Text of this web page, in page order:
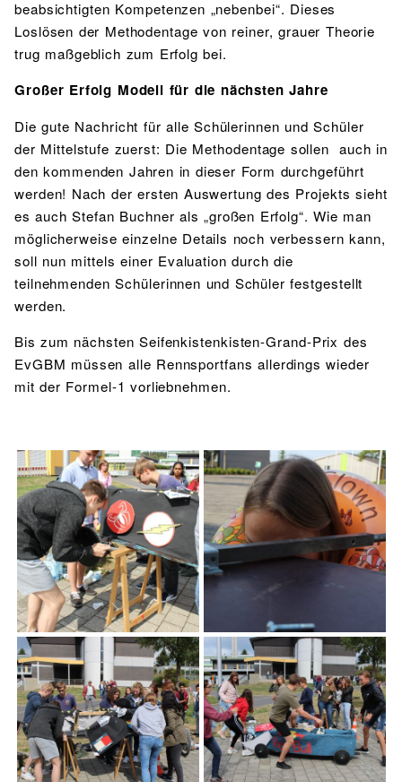
beabsichtigten Kompetenzen „nebenbei“. Dieses
Loslösen der Methodentage von reiner, grauer Theorie
trug maßgeblich zum Erfolg bei.
Großer Erfolg Modell für die nächsten Jahre
Die gute Nachricht für alle Schülerinnen und Schüler
der Mittelstufe zuerst: Die Methodentage sollen auch in
den kommenden Jahren in dieser Form durchgeführt
werden! Nach der ersten Auswertung des Projekts sieht
es auch Stefan Buchner als „großen Erfolg“. Wie man
möglicherweise einzelne Details noch verbessern kann,
soll nun mittels einer Evaluation durch die
teilnehmenden Schülerinnen und Schüler festgestellt
werden.
Bis zum nächsten Seifenkistenkisten-Grand-Prix des
EvGBM müssen alle Rennsportfans allerdings wieder
mit der Formel-1 vorliebnehmen.